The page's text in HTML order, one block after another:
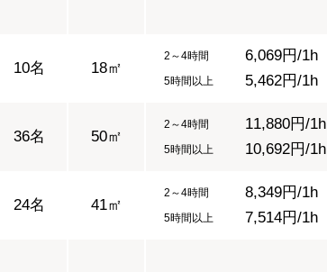
10名 18㎡
2～4時間 6,069円/1h
5時間以上 5,462円/1h
36名 50㎡
2～4時間 11,880円/1h
5時間以上 10,692円/1h
24名 41㎡
2～4時間 8,349円/1h
5時間以上 7,514円/1h